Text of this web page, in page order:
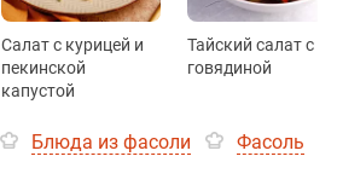
Салат с курицей и
пекинской
капустой
Тайский салат с
говядиной
Блюда из фасоли
Фасоль